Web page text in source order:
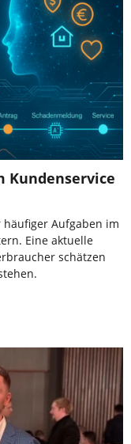
Kundenservice
Aufgaben im
Eine aktuelle
schätzen